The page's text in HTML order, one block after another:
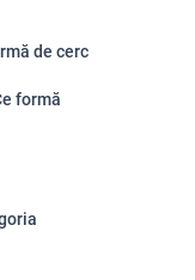
de cerc
formă